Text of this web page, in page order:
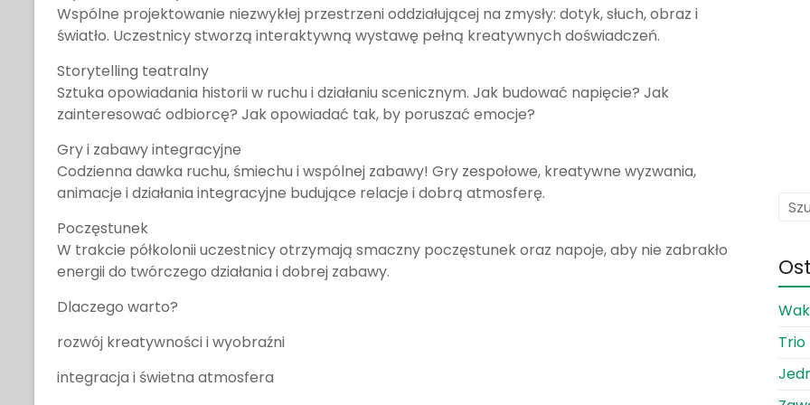
Wspólne projektowanie niezwykłej przestrzeni oddziałującej na zmysły: dotyk, słuch, obraz i
światło. Uczestnicy stworzą interaktywną wystawę pełną kreatywnych doświadczeń.
Storytelling teatralny
Sztuka opowiadania historii w ruchu i działaniu scenicznym. Jak budować napięcie? Jak
zainteresować odbiorcę? Jak opowiadać tak, by poruszać emocje?
Gry i zabawy integracyjne
Codzienna dawka ruchu, śmiechu i wspólnej zabawy! Gry zespołowe, kreatywne wyzwania,
animacje i działania integracyjne budujące relacje i dobrą atmosferę.
Poczęstunek
W trakcie półkolonii uczestnicy otrzymają smaczny poczęstunek oraz napoje, aby nie zabrakło
energii do twórczego działania i dobrej zabawy.
Dlaczego warto?
rozwój kreatywności i wyobraźni
integracja i świetna atmosfera
Trio